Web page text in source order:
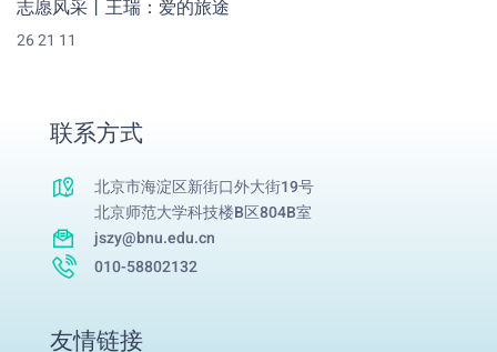
志愿风采丨王瑞：爱的旅途
26 21 11
联系方式
北京市海淀区新街口外大街19号
北京师范大学科技楼B区804B室
jszy@bnu.edu.cn
010-58802132
友情链接